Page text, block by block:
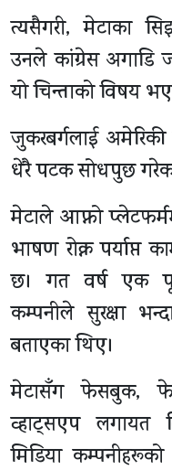
त्यसैगरी, मेटाका
उनले कांग्रेस
यो चिन्ताको विषय
जुकरबर्गलाई अमेरिकी
धेरै पटक सोधपुछ
मेटाले आफ्नो
भाषण रोक्न पर्याप्त
छ। गत वर्ष एक
कम्पनीले सुरक्षा
बताएका थिए।
मेटासँग फेसबुक,
व्हाट्सएप लगायत
मिडिया